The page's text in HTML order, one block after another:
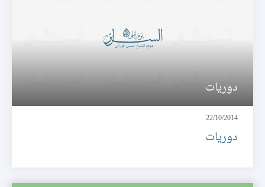
دوريات
22/10/2014
دوريات